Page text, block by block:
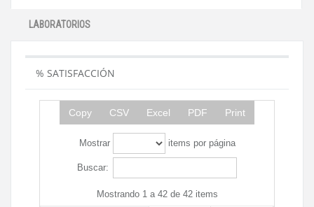
LABORATORIOS
% SATISFACCIÓN
Copy CSV Excel PDF Print
Mostrar items por página
Buscar:
Mostrando 1 a 42 de 42 items